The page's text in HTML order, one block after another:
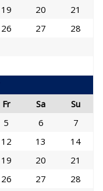
19 20
21
26 27 28
Fr Sa
Su
5 6
7
12 13
14
19 20
21
26 27
28